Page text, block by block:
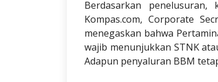
Berdasarkan
Kompas.com, Corporate
menegaskan bahwa
wajib menunjukkan STNK
Adapun penyaluran BBM